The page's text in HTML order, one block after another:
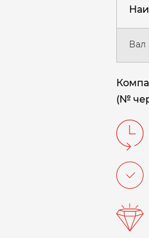
Вал
(№